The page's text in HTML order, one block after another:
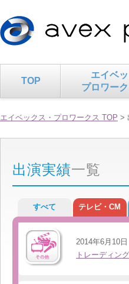
TOP
エイベ
プロワー
エイベックス・プロワークス TOP >
出演実績一覧
すべて テレビ・CM
2014年6月10日
トレーディン